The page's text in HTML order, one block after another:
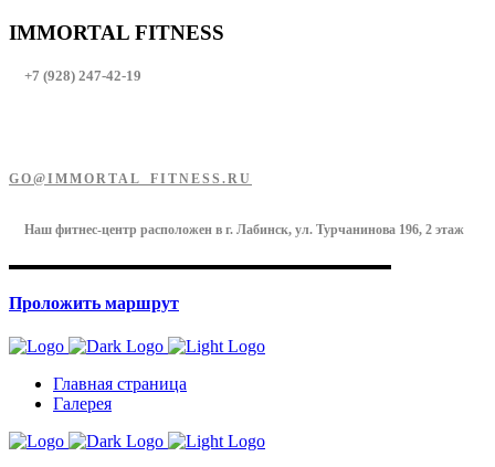
IMMORTAL FITNESS
+7 (928) 247-42-19
GO@IMMORTAL_FITNESS.RU
Наш фитнес-центр расположен в г. Лабинск, ул. Турчанинова 196, 2 этаж
Проложить маршрут
Главная страница
Галерея